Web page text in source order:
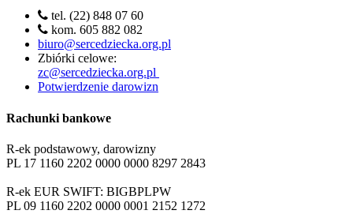
tel. (22) 848 07 60
kom. 605 882 082
biuro@sercedziecka.org.pl
Zbiórki celowe:
zc@sercedziecka.org.pl
Potwierdzenie darowizn
Rachunki bankowe
R-ek podstawowy, darowizny
PL 17 1160 2202 0000 0000 8297 2843
R-ek EUR SWIFT: BIGBPLPW
PL 09 1160 2202 0000 0001 2152 1272